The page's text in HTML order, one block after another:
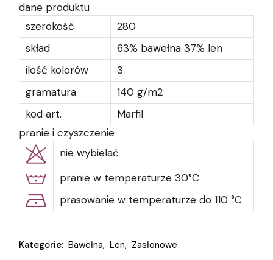
dane produktu
szerokość
280
skład
63% bawełna 37% len
ilość kolorów
3
gramatura
140 g/m2
kod art.
Marfil
pranie i czyszczenie
nie wybielać
pranie w temperaturze 30°C
prasowanie w temperaturze do 110 °C
Kategorie: Bawełna, Len, Zasłonowe